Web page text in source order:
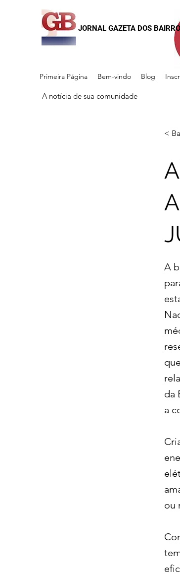
JORNAL GAZETA DOS
Primeira Página Bem-vindo Blog
A notícia de sua comunidade
<
A
da
a
ou